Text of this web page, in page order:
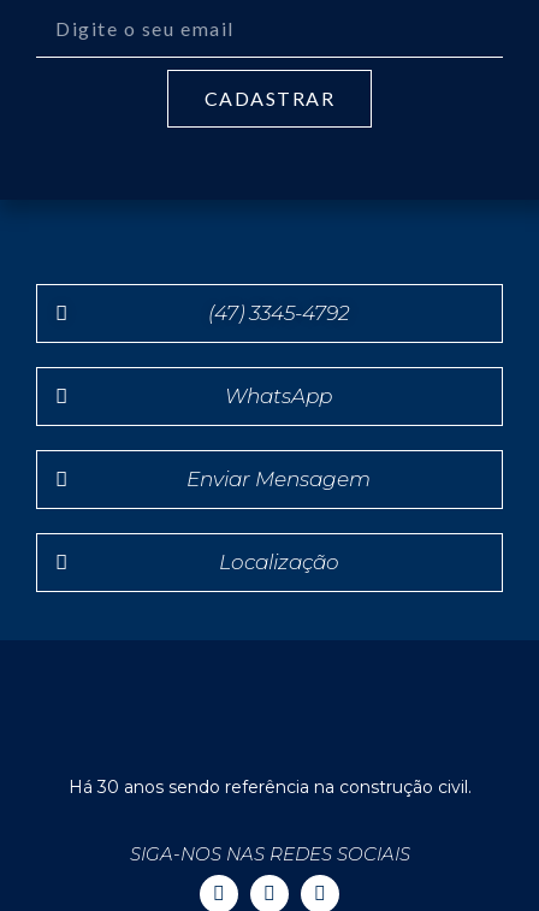
CADASTRAR
(47) 3345-4792
WhatsApp
Enviar Mensagem
Localização
Há 30 anos sendo referência na construção civil.
SIGA-NOS NAS REDES SOCIAIS